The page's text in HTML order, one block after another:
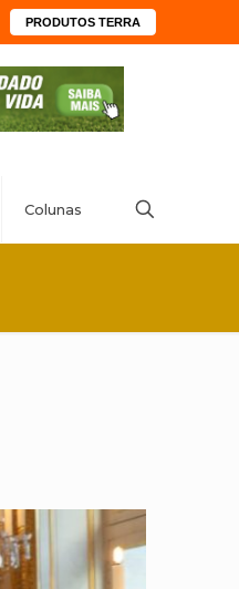
PRODUTOS TERRA
Colunas